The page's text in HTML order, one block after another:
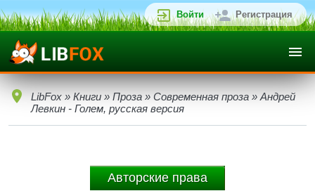
Войти Регистрация
LibFox » Книги » Проза » Современная проза » Андрей
Левкин - Голем, русская версия
Авторские права